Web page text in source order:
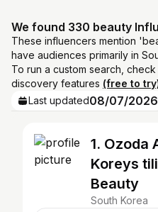
We found 330 beauty
These influencers mention
have audiences primarily in
To run a custom search,
discovery features (free to
Last updated08/07/2026
1. Ozoda
Koreys tili
Beauty
South Korea